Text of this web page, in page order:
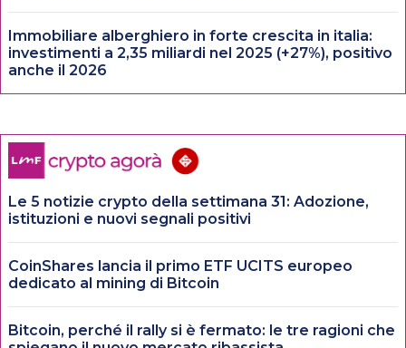
Immobiliare alberghiero in forte crescita in italia:
investimenti a 2,35 miliardi nel 2025 (+27%), positivo
anche il 2026
Le 5 notizie crypto della settimana 31: Adozione,
istituzioni e nuovi segnali positivi
CoinShares lancia il primo ETF UCITS europeo
dedicato al mining di Bitcoin
Bitcoin, perché il rally si è fermato: le tre ragioni che